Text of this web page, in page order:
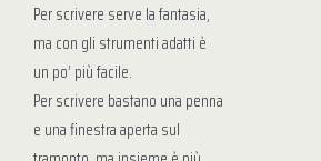
Per scrivere serve la fantasia,
ma con gli strumenti adatti è
un po’ più facile.
Per scrivere bastano una penna
e una finestra aperta sul